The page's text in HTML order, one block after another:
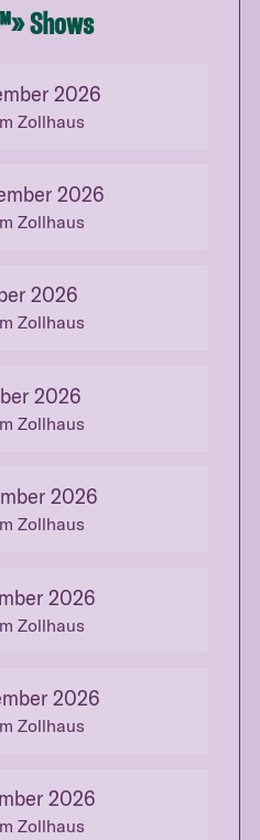
» Shows
2026
Zollhaus
2026
Zollhaus
2026
Zollhaus
2026
Zollhaus
2026
Zollhaus
2026
Zollhaus
2026
Zollhaus
2026
Zollhaus